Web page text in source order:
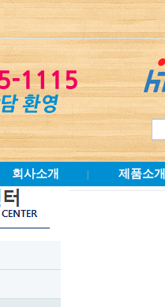
회사소개 제품소개